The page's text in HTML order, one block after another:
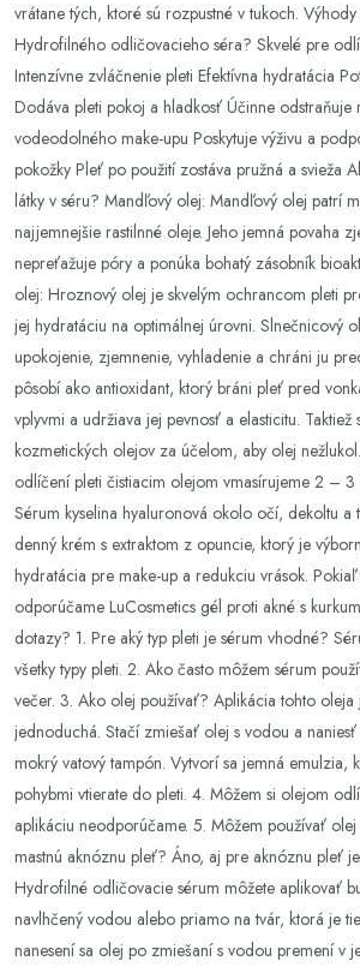
vrátane tých, ktoré sú rozpustné v tukoch.
Hydrofilného odličovacieho séra? Skvelé pre
Intenzívne zvláčnenie pleti Efektívna hydratácia
Dodáva pleti pokoj a hladkosť Účinne odstraňuje
vodeodolného make-upu Poskytuje výživu a
pokožky Pleť po použití zostáva pružná a svieža
látky v séru? Mandľový olej: Mandľový olej patrí
najjemnejšie rastilnné oleje. Jeho jemná povaha
nepreťažuje póry a ponúka bohatý zásobník
olej: Hroznový olej je skvelým ochrancom pleti
jej hydratáciu na optimálnej úrovni. Slnečnicový
upokojenie, zjemnenie, vyhladenie a chráni ju
pôsobí ako antioxidant, ktorý bráni pleť pred
vplyvmi a udržiava jej pevnosť a elasticitu.
kozmetických olejov za účelom, aby olej
odlíčení pleti čistiacim olejom vmasírujeme 2 – 3
Sérum kyselina hyaluronová okolo očí, dekoltu a
denný krém s extraktom z opuncie, ktorý je
hydratácia pre make-up a redukciu vrások.
odporúčame LuCosmetics gél proti akné s
dotazy? 1. Pre aký typ pleti je sérum vhodné?
všetky typy pleti. 2. Ako často môžem sérum
večer. 3. Ako olej používať? Aplikácia tohto
jednoduchá. Stačí zmiešať olej s vodou a
mokrý vatový tampón. Vytvorí sa jemná emulzia,
pohybmi vtierate do pleti. 4. Môžem si olejom
aplikáciu neodporúčame. 5. Môžem používať
mastnú aknóznu pleť? Áno, aj pre aknóznu pleť
Hydrofilné odličovacie sérum môžete aplikovať
navlhčený vodou alebo priamo na tvár, ktorá je
nanesení sa olej po zmiešaní s vodou premení v